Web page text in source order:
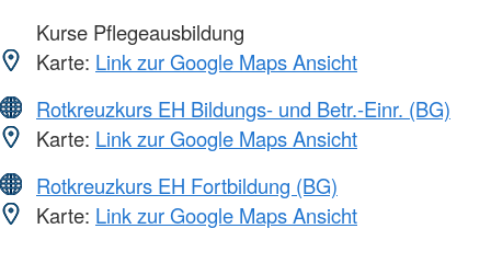
Kurse Pflegeausbildung
Karte: Link zur Google Maps Ansicht
Rotkreuzkurs EH Bildungs- und Betr.-Einr. (BG)
Karte: Link zur Google Maps Ansicht
Rotkreuzkurs EH Fortbildung (BG)
Karte: Link zur Google Maps Ansicht